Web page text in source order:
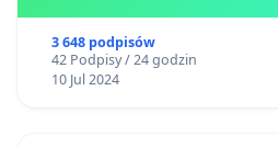
3 648 podpisów
42 Podpisy / 24 godzin
10 Jul 2024